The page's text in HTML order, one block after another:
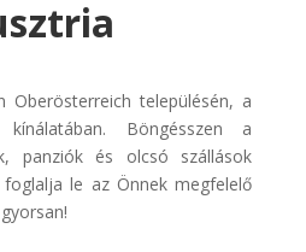
Oberösterreich településén, a
kínálatában. Böngésszen a
panziók és olcsó szállások
le az Önnek megfelelő